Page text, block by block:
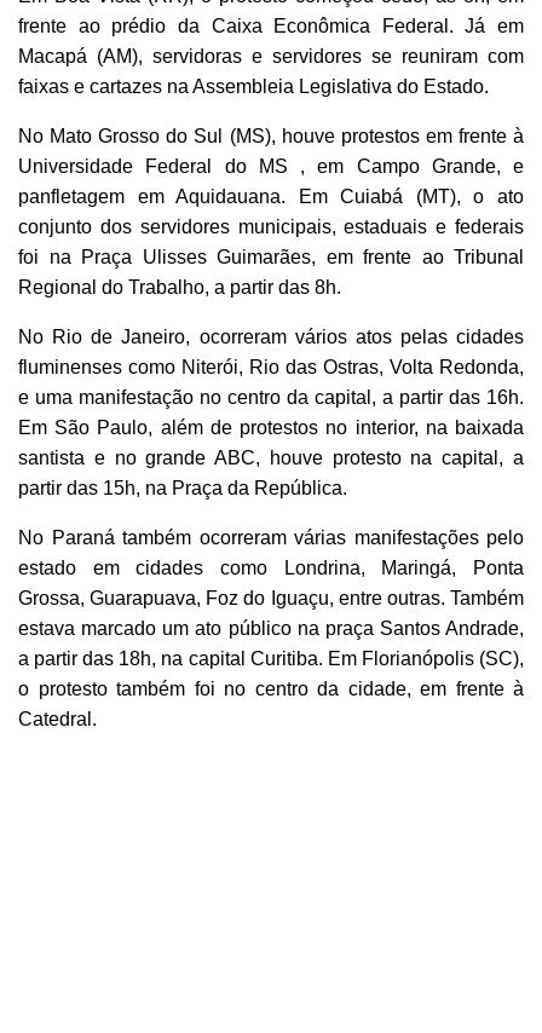
frente ao prédio da Caixa Econômica Federal. Já em
Macapá (AM), servidoras e servidores se reuniram com
faixas e cartazes na Assembleia Legislativa do Estado.
No Mato Grosso do Sul (MS), houve protestos em frente à
Universidade Federal do MS , em Campo Grande, e
panfletagem em Aquidauana. Em Cuiabá (MT), o ato
conjunto dos servidores municipais, estaduais e federais
foi na Praça Ulisses Guimarães, em frente ao Tribunal
Regional do Trabalho, a partir das 8h.
No Rio de Janeiro, ocorreram vários atos pelas cidades
fluminenses como Niterói, Rio das Ostras, Volta Redonda,
e uma manifestação no centro da capital, a partir das 16h.
Em São Paulo, além de protestos no interior, na baixada
santista e no grande ABC, houve protesto na capital, a
partir das 15h, na Praça da República.
No Paraná também ocorreram várias manifestações pelo
estado em cidades como Londrina, Maringá, Ponta
Grossa, Guarapuava, Foz do Iguaçu, entre outras. Também
estava marcado um ato público na praça Santos Andrade,
a partir das 18h, na capital Curitiba. Em Florianópolis (SC),
o protesto também foi no centro da cidade, em frente à
Catedral.